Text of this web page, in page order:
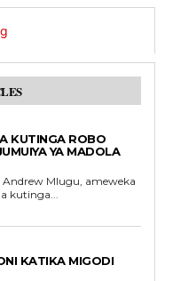
KUTINGA ROBO
YA MADOLA
kutinga...
KATIKA MIGODI